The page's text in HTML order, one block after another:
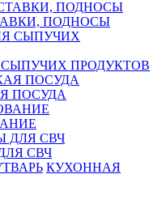
ПОДНОСЫ
ПРОДУКТОВ
ПОСУДА
СВЧ
КУХОННАЯ